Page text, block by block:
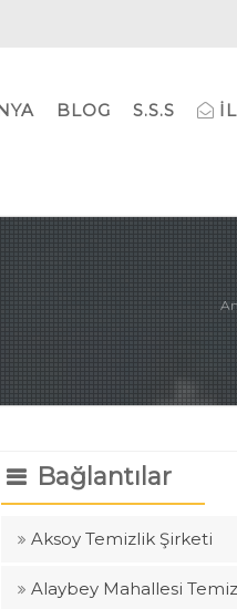
BLOG S.S.S
Bağlantılar
Aksoy Temizlik Şirketi
Alaybey Mahallesi